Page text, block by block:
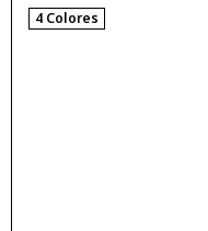
4 Colores